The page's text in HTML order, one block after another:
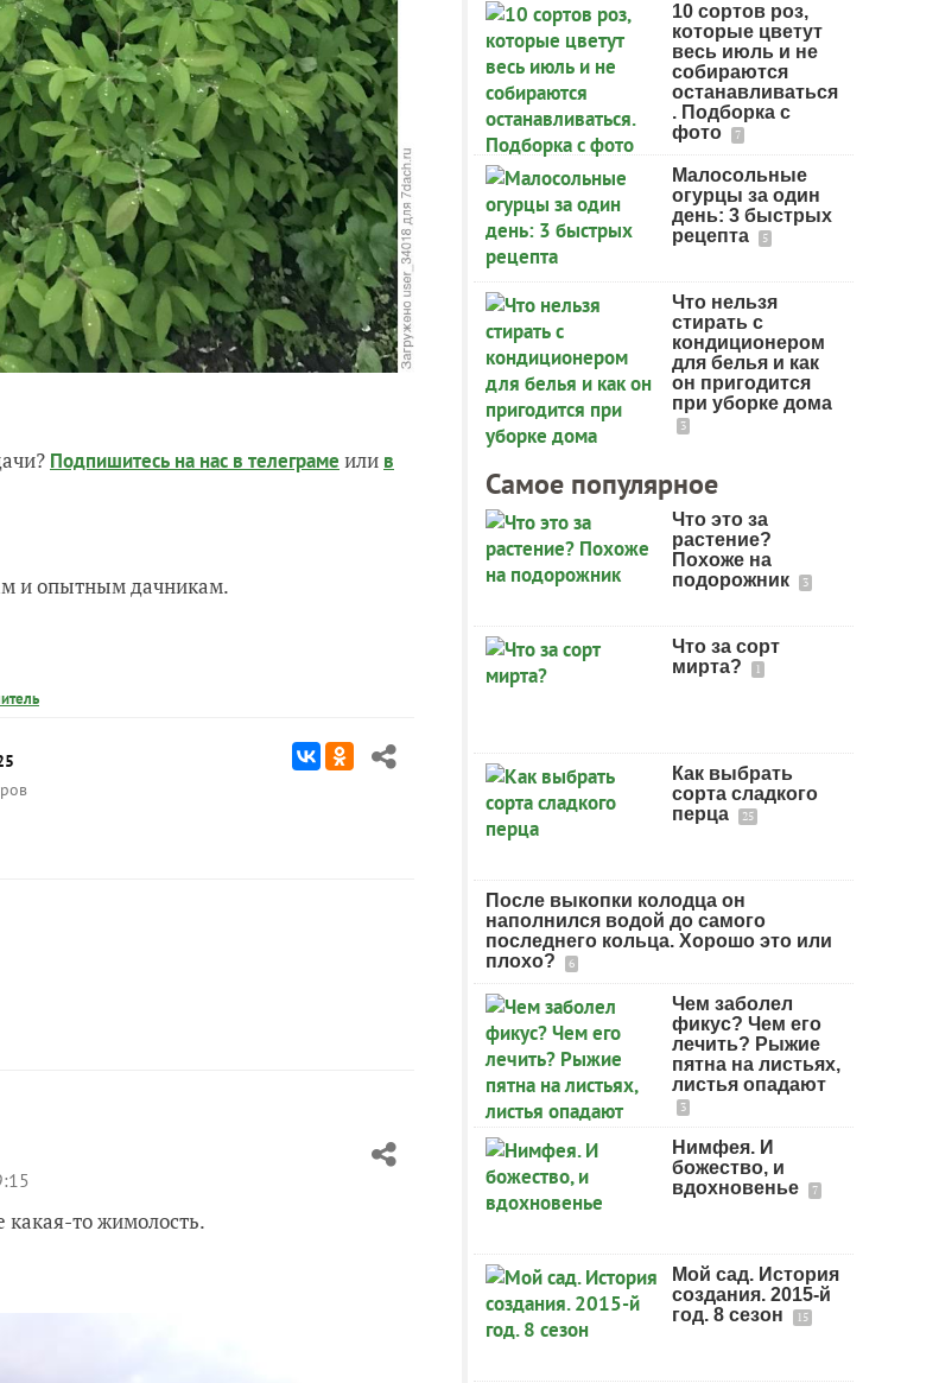
Подпишитесь на нас в телеграме или в
и опытным дачникам.
какая-то жимолость.
10 сортов роз,
которые цветут
весь июль и не
собираются
останавливаться
. Подборка с
фото
7
Малосольные
огурцы за один
день: 3 быстрых
рецепта
5
Что нельзя
стирать с
кондиционером
для белья и как
он пригодится
при уборке дома
3
Самое популярное
Что это за
растение?
Похоже на
подорожник
3
Что за сорт
мирта?
1
Как выбрать
сорта сладкого
перца
25
После выкопки колодца он
наполнился водой до самого
последнего кольца. Хорошо это или
плохо?
6
Чем заболел
фикус? Чем его
лечить? Рыжие
пятна на листьях,
листья опадают
3
Нимфея. И
божество, и
вдохновенье
7
Мой сад. История
создания. 2015-й
год. 8 сезон
15